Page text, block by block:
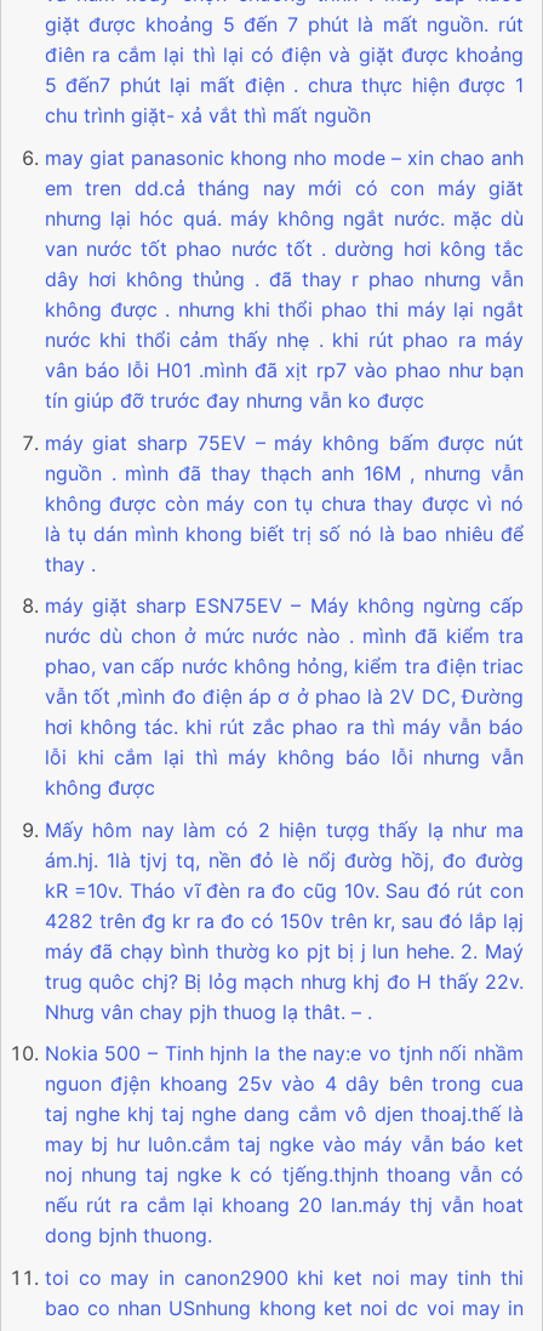
giặt được khoảng 5 đến 7 phút là mất nguồn. rút
điên ra cắm lại thì lại có điện và giặt được khoảng
5 đến7 phút lại mất điện . chưa thực hiện được 1
chu trình giặt- xả vắt thì mất nguồn
may giat panasonic khong nho mode – xin chao anh
em tren dd.cả tháng nay mới có con máy giăt
nhưng lại hóc quá. máy không ngắt nước. mặc dù
van nước tốt phao nước tốt . dường hơi kông tắc
dây hơi không thủng . đã thay r phao nhưng vẫn
không được . nhưng khi thổi phao thi máy lại ngắt
nước khi thổi cảm thấy nhẹ . khi rút phao ra máy
vân báo lỗi H01 .mình đã xịt rp7 vào phao như bạn
tín giúp đỡ trước đay nhưng vẫn ko được
máy giat sharp 75EV – máy không bấm được nút
nguồn . mình đã thay thạch anh 16M , nhưng vẫn
không được còn máy con tụ chưa thay được vì nó
là tụ dán mình khong biết trị số nó là bao nhiêu để
thay .
máy giặt sharp ESN75EV – Máy không ngừng cấp
nước dù chon ở mức nước nào . mình đã kiểm tra
phao, van cấp nước không hỏng, kiểm tra điện triac
vẫn tốt ,mình đo điện áp ơ ở phao là 2V DC, Đường
hơi không tác. khi rút zắc phao ra thì máy vẫn báo
lỗi khi cắm lại thì máy không báo lỗi nhưng vẫn
không được
Mấy hôm nay làm có 2 hiện tượg thấy lạ như ma
ám.hj. 1là tjvj tq, nền đỏ lè nổj đườg hồj, đo đườg
kR =10v. Tháo vĩ đèn ra đo cũg 10v. Sau đó rút con
4282 trên đg kr ra đo có 150v trên kr, sau đó lắp lạj
máy đã chạy bình thườg ko pjt bị j lun hehe. 2. Maý
trug quôc chj? Bị lỏg mạch nhưg khj đo H thấy 22v.
Nhưg vân chay pjh thuog lạ thât. – .
Nokia 500 – Tinh hjnh la the nay:e vo tjnh nối nhầm
nguon đjện khoang 25v vào 4 dây bên trong cua
taj nghe khj taj nghe dang cắm vô djen thoaj.thế là
may bj hư luôn.cắm taj ngke vào máy vẫn báo ket
noj nhung taj ngke k có tjếng.thjnh thoang vẫn có
nếu rút ra cắm lại khoang 20 lan.máy thj vẫn hoat
dong bjnh thuong.
toi co may in canon2900 khi ket noi may tinh thi
bao co nhan USnhung khong ket noi dc voi may in